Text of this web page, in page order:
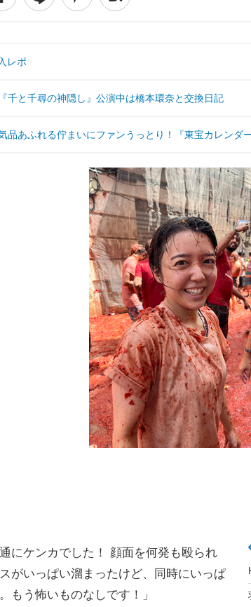
レポ
千と千尋の神隠し』公演中は橋本環奈と交換日記
品あふれる佇まいにファンうっとり！『東宝カレンダ
にケンカでした！ 顔面を何発も殴られ
がいっぱい溜まったけど、同時にいっぱ
もう怖いものなしです！」